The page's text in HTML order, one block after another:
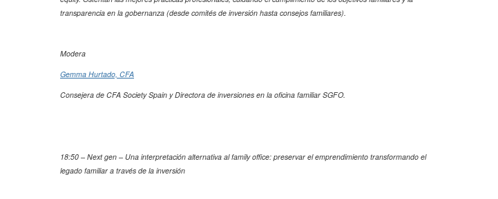
transparencia en la gobernanza (desde comités de inversión hasta consejos familiares).
Modera
Gemma Hurtado, CFA
Consejera de CFA Society Spain y Directora de inversiones en la oficina familiar SGFO.
18:50 – Next gen – Una interpretación alternativa al family office: preservar el emprendimiento transformando el
legado familiar a través de la inversión